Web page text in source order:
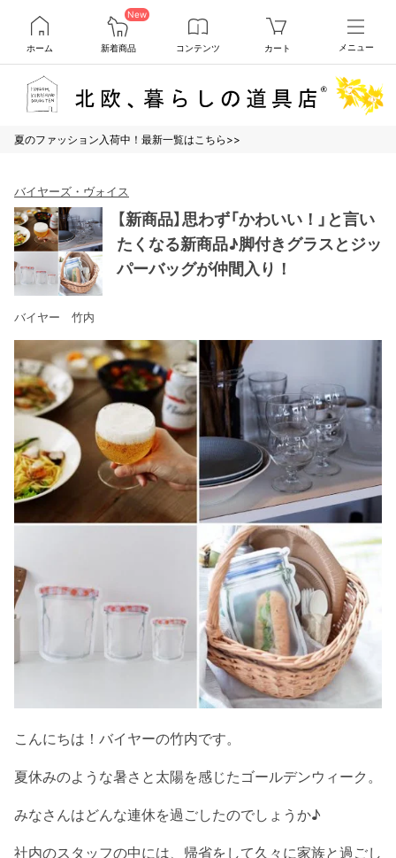
ホーム
New
新着商品 コンテンツ カート メニュー
夏のファッション入荷中！最新一覧はこちら>>
バイヤーズ・ヴォイス
【新商品】思わず「かわいい！」と言い
たくなる新商品♪脚付きグラスとジッ
パーバッグが仲間入り！
バイヤー 竹内
こんにちは！バイヤーの竹内です。
夏休みのような暑さと太陽を感じたゴールデンウィーク。
みなさんはどんな連休を過ごしたのでしょうか♪
社内のスタッフの中には、帰省をして久々に家族と過ごし